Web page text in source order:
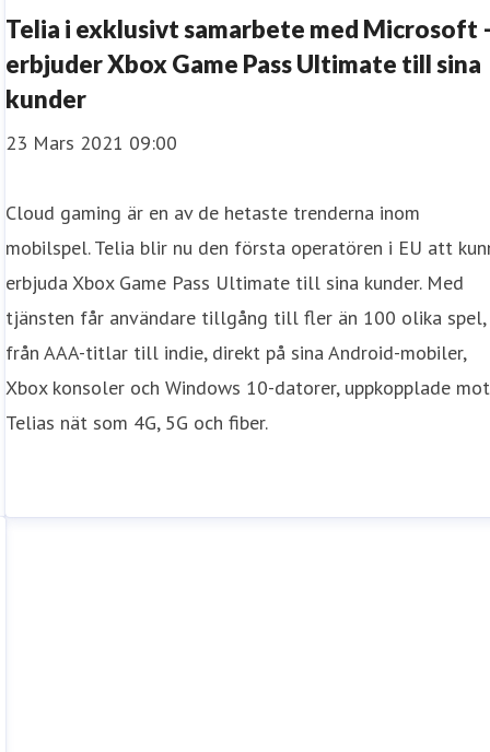
Telia i exklusivt samarbete med Microsoft
erbjuder Xbox Game Pass Ultimate till sina
kunder
23 Mars 2021 09:00
Cloud gaming är en av de hetaste trenderna inom
mobilspel. Telia blir nu den första operatören i EU att
erbjuda Xbox Game Pass Ultimate till sina kunder. Med
tjänsten får användare tillgång till fler än 100 olika spel,
från AAA-titlar till indie, direkt på sina Android-mobiler,
Xbox konsoler och Windows 10-datorer, uppkopplade mot
Telias nät som 4G, 5G och fiber.